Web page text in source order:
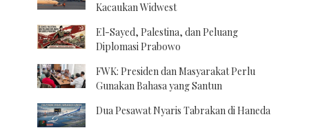
Kacaukan Widwest
El-Sayed, Palestina, dan Peluang
Diplomasi Prabowo
FWK: Presiden dan Masyarakat Perlu
Gunakan Bahasa yang Santun
Dua Pesawat Nyaris Tabrakan di Haneda